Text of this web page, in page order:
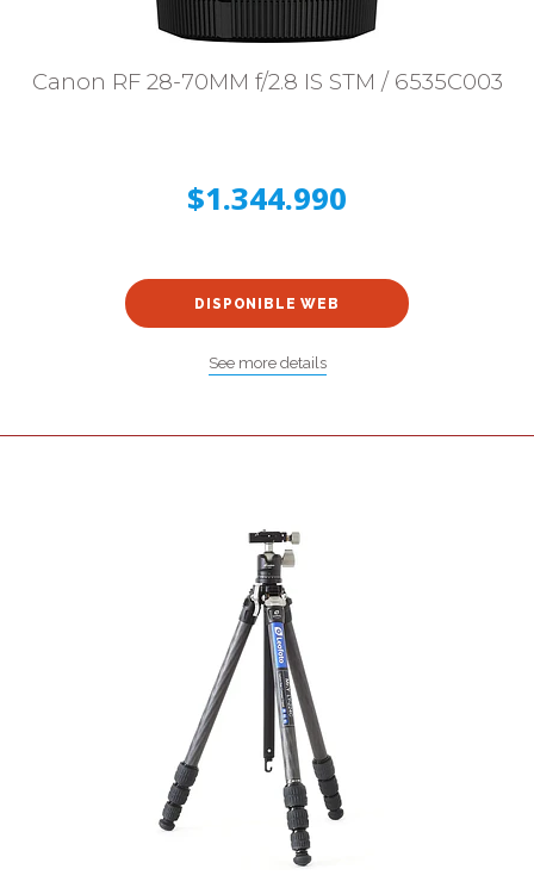
Canon RF 28-70MM f/2.8 IS STM / 6535C003
$1.344.990
DISPONIBLE WEB
See more details